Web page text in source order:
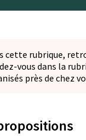
cette rubrique,
vous dans la
près de chez